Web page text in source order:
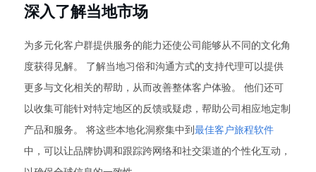
深入了解当地市场
为多元化客户群提供服务的能力还使公司能够从不同的文化角
度获得见解。 了解当地习俗和沟通方式的支持代理可以提供
更多与文化相关的帮助，从而改善整体客户体验。 他们还可
以收集可能针对特定地区的反馈或疑虑，帮助公司相应地定制
产品和服务。 将这些本地化洞察集中到最佳客户旅程软件
中，可以让品牌协调和跟踪跨网络和社交渠道的个性化互动，